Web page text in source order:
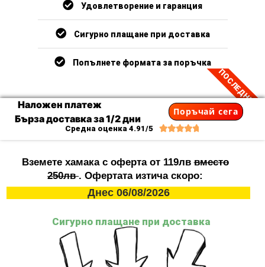
Удовлетворение и гаранция
Сигурно плащане при доставка
Попълнете формата за поръчка
ПОСЛЕДНИ 3
Наложен платеж
Бърза доставка за 1/2 дни
Поръчай сега
Средна оценка 4.91/5 
Вземете хамака с оферта от 119лввместо
250лв. Офертата изтича скоро:
Днес06/08/2026
Сигурно плащане при доставка